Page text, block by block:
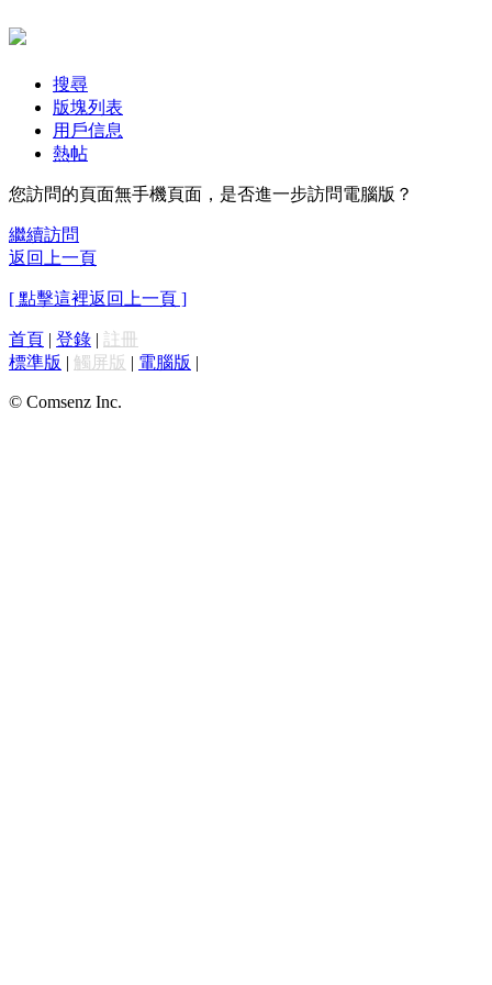
搜尋
版塊列表
用戶信息
熱帖
您訪問的頁面無手機頁面，是否進一步訪問電腦版？
繼續訪問
返回上一頁
[ 點擊這裡返回上一頁 ]
首頁 | 登錄 | 註冊
標準版 | 觸屏版 | 電腦版 |
© Comsenz Inc.